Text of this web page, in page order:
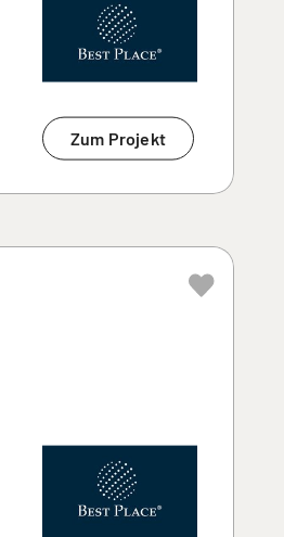
Zum Projekt